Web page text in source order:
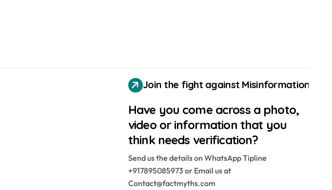
Join the fight against Misinformation
Have you come across a photo,
video or information that you
think needs verification?
Send us the details on WhatsApp Tipline
+917895085973 or Email us at
Contact@factmyths.com